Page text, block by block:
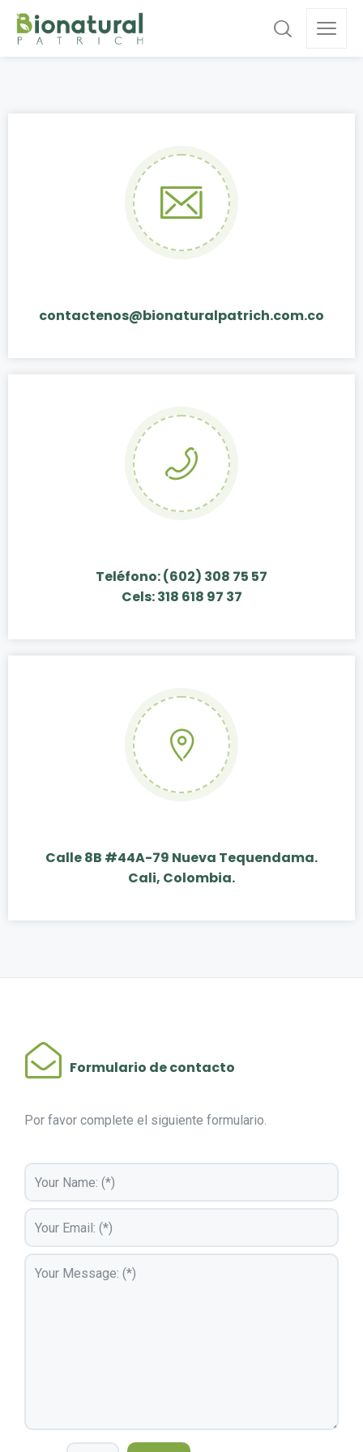
contactenos@bionaturalpatrich.com.co
Teléfono: (602) 308 75 57
Cels: 318 618 97 37
Calle 8B #44A-79 Nueva Tequendama.
Cali, Colombia.
Formulario de contacto
Por favor complete el siguiente formulario.